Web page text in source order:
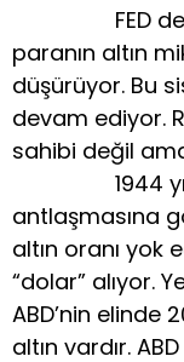
FED de
paranın altın
düşürüyor. Bu
devam ediyor.
sahibi değil
1944
antlaşmasına
altın oranı yok
“dolar” alıyor.
ABD’nin elinde
altın vardır.